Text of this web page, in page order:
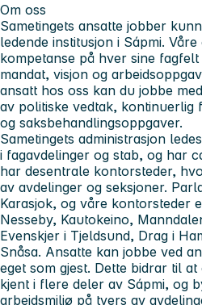
Om oss
Sametingets ansatte jobber
ledende institusjon i Sápmi.
kompetanse på hver sine
mandat, visjon og
ansatt hos oss kan du jobbe
av politiske vedtak,
og saksbehandlingsoppgaver.
Sametingets administrasjon
i fagavdelinger og stab, og har
har desentrale kontorsteder,
av avdelinger og seksjoner.
Karasjok, og våre kontorsteder
Nesseby, Kautokeino,
Evenskjer i Tjeldsund, Drag i
Snåsa. Ansatte kan jobbe ved
eget som gjest. Dette bidrar til
kjent i flere deler av Sápmi, og
arbeidsmiljø på tvers av